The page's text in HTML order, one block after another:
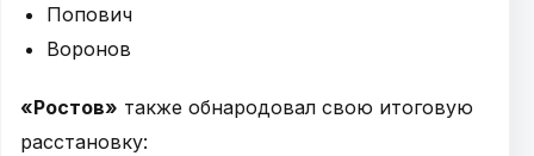
Попович
Воронов
«Ростов» также обнародовал свою итоговую
расстановку: